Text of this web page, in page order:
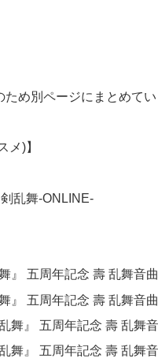
め別ページにまとめてい
メ)】
乱舞-ONLINE-
』 五周年記念 壽 乱舞音
』 五周年記念 壽 乱舞音
舞』 五周年記念 壽 乱舞
舞』 五周年記念 壽 乱舞